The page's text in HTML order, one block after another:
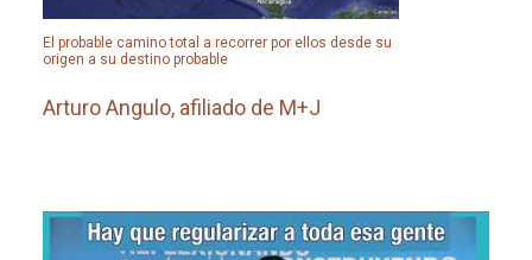
El probable camino total a recorrer por ellos desde su
origen a su destino probable
Arturo Angulo, afiliado de M+J